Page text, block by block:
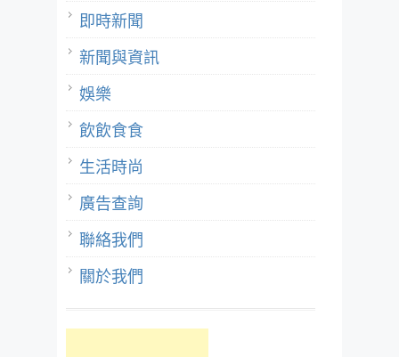
即時新聞
新聞與資訊
娛樂
飲飲食食
生活時尚
廣告查詢
聯絡我們
關於我們